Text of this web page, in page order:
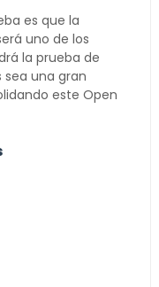
es que la
uno de los
la prueba de
sea una gran
este Open